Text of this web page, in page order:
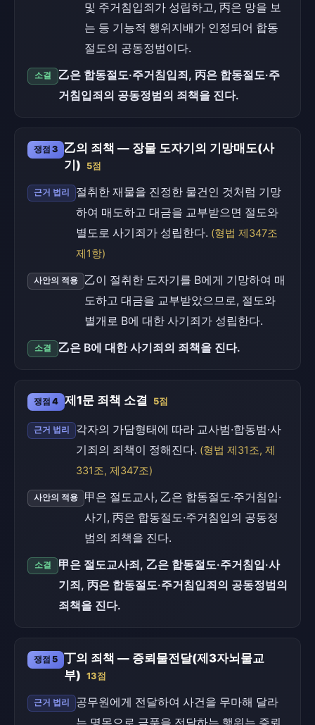
및 주거침입죄가 성립하고, 丙은 망을 보
는 등 기능적 행위지배가 인정되어 합동
절도의 공동정범이다.
소결
乙은 합동절도·주거침입죄, 丙은 합동절도·주
거침입죄의 공동정범의 죄책을 진다.
쟁점 3
乙의 죄책 — 장물 도자기의 기망매도(사
기) 5점
근거 법리
절취한 재물을 진정한 물건인 것처럼 기망
하여 매도하고 대금을 교부받으면 절도와
별도로 사기죄가 성립한다. (형법 제347조
제1항)
사안의 적용
乙이 절취한 도자기를 B에게 기망하여 매
도하고 대금을 교부받았으므로, 절도와
별개로 B에 대한 사기죄가 성립한다.
소결 乙은 B에 대한 사기죄의 죄책을 진다.
쟁점 4 제1문 죄책 소결 5점
근거 법리
각자의 가담형태에 따라 교사범·합동범·사
기죄의 죄책이 정해진다. (형법 제31조, 제
331조, 제347조)
사안의 적용
甲은 절도교사, 乙은 합동절도·주거침입·
사기, 丙은 합동절도·주거침입의 공동정
범의 죄책을 진다.
소결
甲은 절도교사죄, 乙은 합동절도·주거침입·사
기죄, 丙은 합동절도·주거침입죄의 공동정범의
죄책을 진다.
쟁점 5 丁의 죄책 — 증뢰물전달(제3자뇌물교
부) 13점
근거 법리
공무원에게 전달하여 사건을 무마해 달라